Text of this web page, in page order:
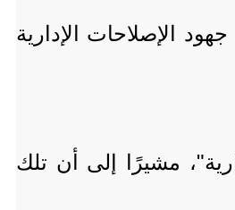
الإصلاحات الإدارية
مشيرًا إلى أن تلك